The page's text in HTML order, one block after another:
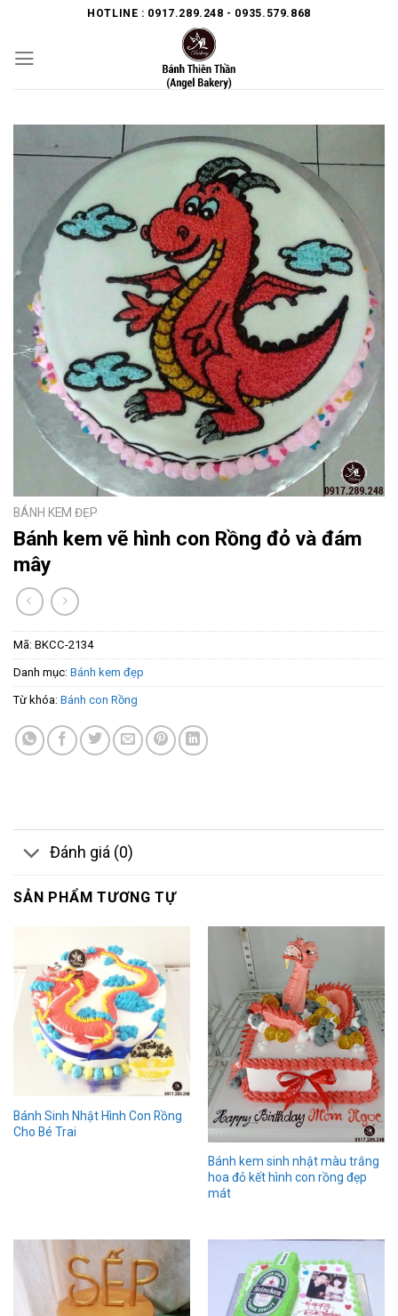
content
HOTLINE : 0917.289.248 - 0935.579.868
BÁNH KEM ĐẸP
Bánh kem vẽ hình con Rồng đỏ và đám
mây
Mã: BKCC-2134
Danh mục: Bánh kem đẹp
Từ khóa: Bánh con Rồng
Đánh giá (0)
SẢN PHẨM TƯƠNG TỰ
Bánh Sinh Nhật Hình Con Rồng
Cho Bé Trai
Bánh kem sinh nhật màu trắng
hoa đỏ kết hình con rồng đẹp
mát